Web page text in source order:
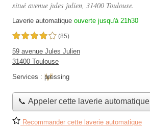
situé avenue jules julien, 31400 Toulouse.
Laverie automatique ouverte jusqu'à 21h30
4,0 étoiles sur 5 (85)
59 avenue Jules Julien
31400 Toulouse
Services : pressing
📞 Appeler cette laverie automatique
Recommander cette laverie automatique